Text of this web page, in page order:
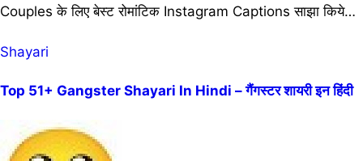
Couples के लिए बेस्ट रोमांटिक Instagram Captions साझा किये…
Shayari
Top 51+ Gangster Shayari In Hindi – गैंगस्टर शायरी इन हिंदी